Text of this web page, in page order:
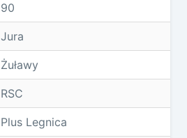
90
Jura
Żuławy
RSC
Plus Legnica